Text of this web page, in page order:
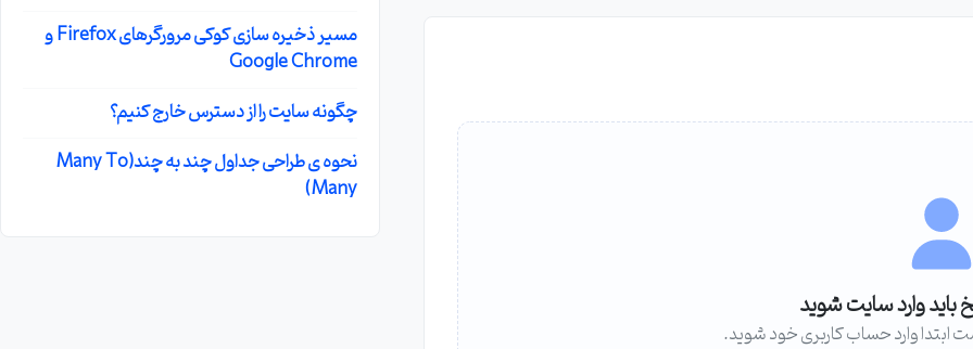
باید وارد سایت شوید
ابتدا وارد حساب کاربری خود شوید.
مسیر ذخیره سازی کوکی مرورگرهای Firefox و
Google Chrome
چگونه سایت را از دسترس خارج کنیم؟
نحوه ی طراحی جداول چند به چند(Many To
Many)